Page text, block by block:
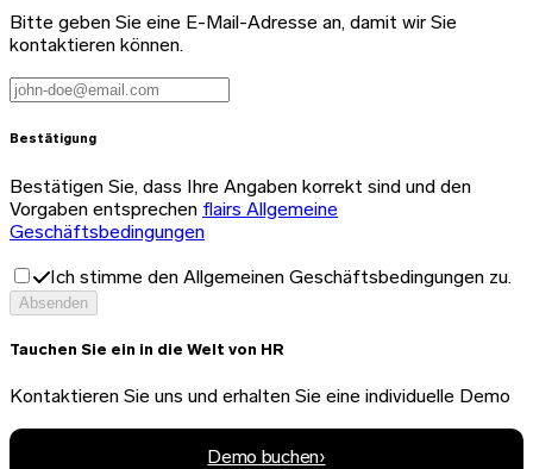
Bitte geben Sie eine E-Mail-Adresse an, damit wir Sie
kontaktieren können.
Bestätigung
Bestätigen Sie, dass Ihre Angaben korrekt sind und den
Vorgaben entsprechen flairs Allgemeine
Geschäftsbedingungen
Ich stimme den Allgemeinen Geschäftsbedingungen zu.
Absenden
Tauchen Sie ein in die Welt von HR
Kontaktieren Sie uns und erhalten Sie eine individuelle Demo
Demo buchen›